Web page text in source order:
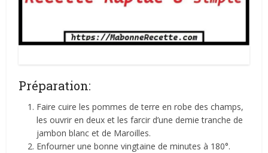
Préparation:
Faire cuire les pommes de terre en robe des champs,
les ouvrir en deux et les farcir d’une demie tranche de
jambon blanc et de Maroilles.
Enfourner une bonne vingtaine de minutes à 180°.